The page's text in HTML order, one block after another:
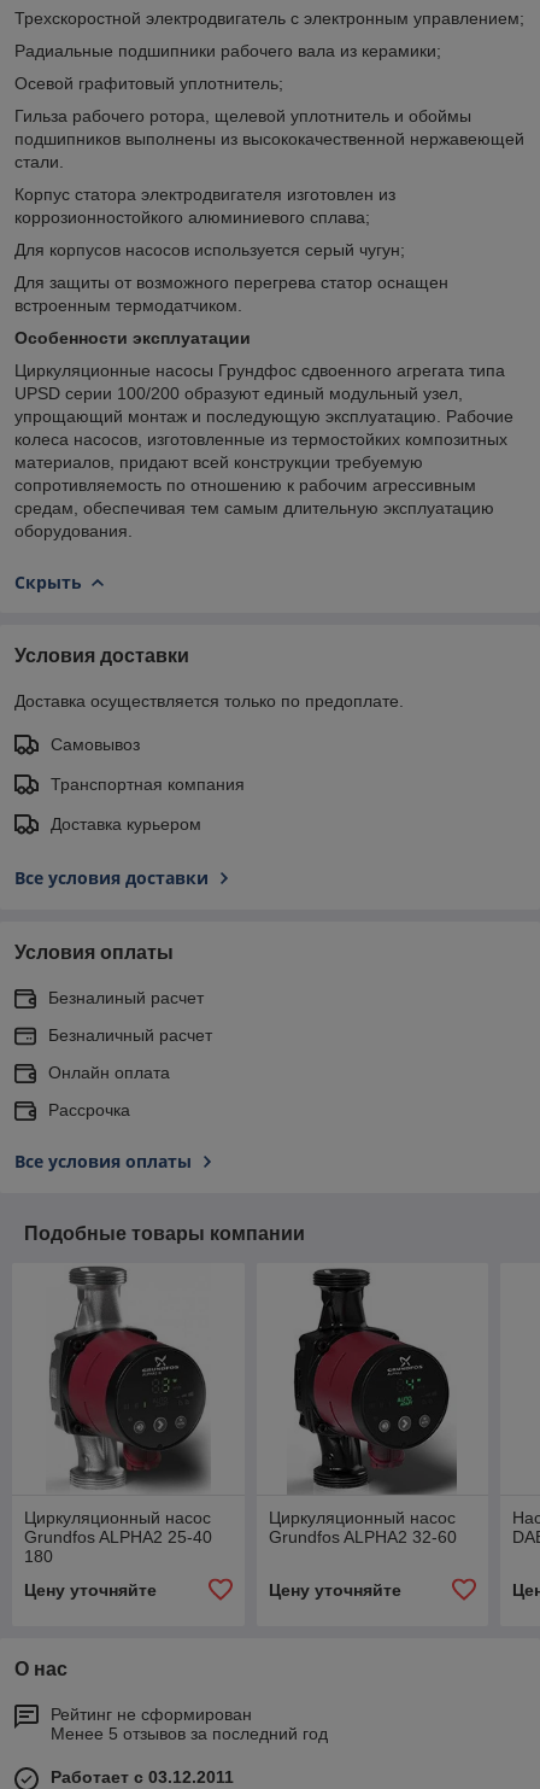
Трехскоростной электродвигатель с электронным управлением;
Радиальные подшипники рабочего вала из керамики;
Осевой графитовый уплотнитель;
Гильза рабочего ротора, щелевой уплотнитель и обоймы
подшипников выполнены из высококачественной нержавеющей
стали.
Корпус статора электродвигателя изготовлен из
коррозионностойкого алюминиевого сплава;
Для корпусов насосов используется серый чугун;
Для защиты от возможного перегрева статор оснащен
встроенным термодатчиком.
Особенности эксплуатации
Циркуляционные насосы Грундфос сдвоенного агрегата типа
UPSD серии 100/200 образуют единый модульный узел,
упрощающий монтаж и последующую эксплуатацию. Рабочие
колеса насосов, изготовленные из термостойких композитных
материалов, придают всей конструкции требуемую
сопротивляемость по отношению к рабочим агрессивным
средам, обеспечивая тем самым длительную эксплуатацию
оборудования.
Скрыть
Условия доставки
Доставка осуществляется только по предоплате.
Самовывоз
Транспортная компания
Доставка курьером
Все условия доставки
Условия оплаты
Безналиный расчет
Безналичный расчет
Онлайн оплата
Рассрочка
Все условия оплаты
Подобные товары компании
Циркуляционный насос
Grundfos ALPHA2 25-40
180
Цену уточняйте
Циркуляционный насос
Grundfos ALPHA2 32-60
Цену уточняйте
О нас
Рейтинг не сформирован
Менее 5 отзывов за последний год
Работает с 03.12.2011